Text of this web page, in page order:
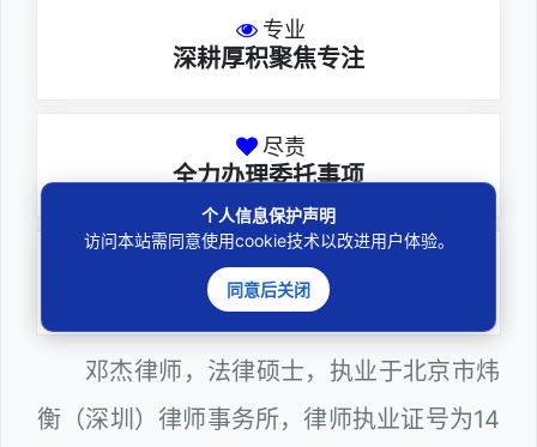
专业
深耕厚积聚焦专注
尽责
全力办理委托事项
务实
扎实维护合法权益
邓杰律师，法律硕士，执业于北京市炜
衡（深圳）律师事务所，律师执业证号为14
个人信息保护声明
访问本站需同意使用cookie技术以改进用户体验。
同意后关闭